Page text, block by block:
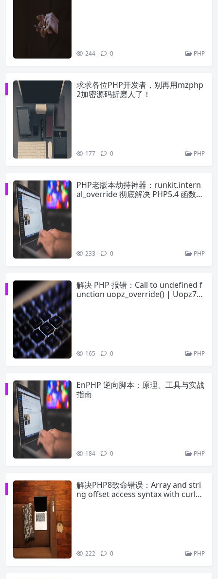
244 0 PHP
求求各位PHP开发者，别再用mzphp
2加密源码折磨人了！
177 0 PHP
PHP老版本劫持神器：runkit.intern
al_override 彻底解决 PHP5.4 函数重
233 0 PHP
解决 PHP 报错：Call to undefined f
unction uopz_override() | Uopz7
165 0 PHP
EnPHP 逆向脚本：原理、工具与实战
指南
184 0 PHP
解决PHP8致命错误：Array and stri
ng offset access syntax with curly
222 0 PHP